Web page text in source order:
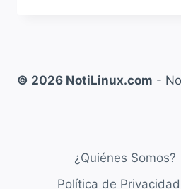
SE
SEGURIDAD
© 2026 NotiLinux.com -
¿Quiénes Somos?
Política de